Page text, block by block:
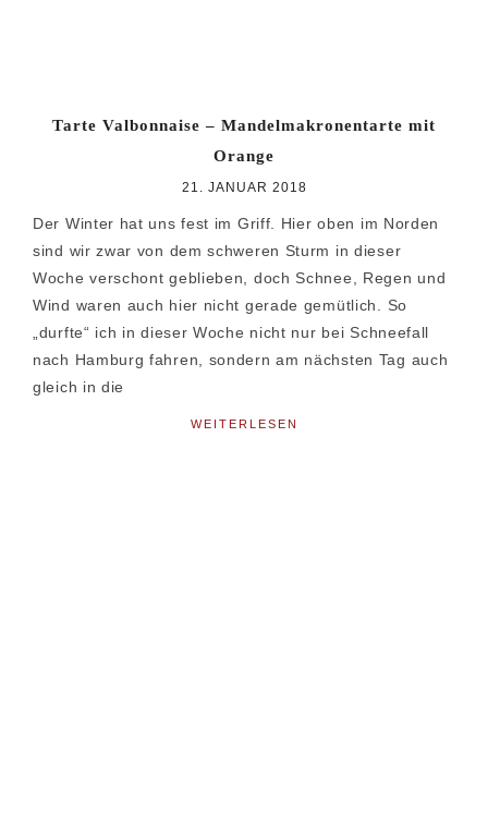
Tarte Valbonnaise – Mandelmakronentarte mit
Orange
21. JANUAR 2018
Der Winter hat uns fest im Griff. Hier oben im Norden
sind wir zwar von dem schweren Sturm in dieser
Woche verschont geblieben, doch Schnee, Regen und
Wind waren auch hier nicht gerade gemütlich. So
„durfte“ ich in dieser Woche nicht nur bei Schneefall
nach Hamburg fahren, sondern am nächsten Tag auch
gleich in die
WEITERLESEN